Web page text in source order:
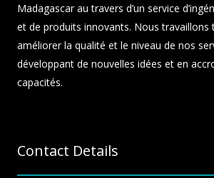
Madagascar au travers d’un service
et de produits innovants. Nous travaillons
améliorer la qualité et le niveau de nos
développant de nouvelles idées et en
capacités.
Contact Details